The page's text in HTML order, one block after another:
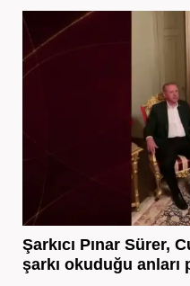
Şarkıcı Pınar Sürer,
şarkı okuduğu anları